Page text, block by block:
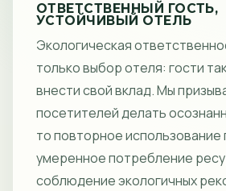
ОТВЕТСТВЕННЫЙ ГОСТЬ,
УСТОЙЧИВЫЙ ОТЕЛЬ
Экологическая
только выбор отеля: гости
внести свой вклад. Мы
посетителей делать
то повторное использование
умеренное потребление
соблюдение экологичных